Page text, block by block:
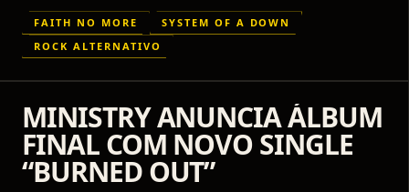
FAITH NO MORE
SYSTEM OF A DOWN
ROCK ALTERNATIVO
MINISTRY ANUNCIA ÁLBUM
FINAL COM NOVO SINGLE
“BURNED OUT”